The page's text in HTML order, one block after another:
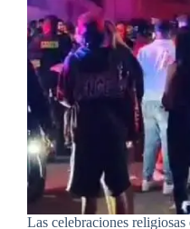
Las celebraciones